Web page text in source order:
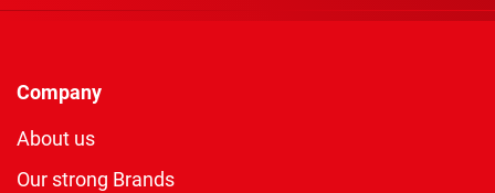
Company
About us
Our strong Brands